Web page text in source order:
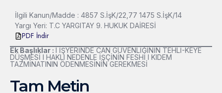
İlgili Kanun/Madde : 4857 S.İşK/22,77 1475 S.İşK/14
Yargı Yeri: T.C YARGITAY 9. HUKUK DAİRESİ
PDF İndir
Ek Başlıklar : l İŞYERİNDE CAN GÜVENLİĞİNİN TEHLİ-KEYE
DÜŞMESİ l HAKLI NEDENLE İŞÇİNİN FESHİ l KIDEM
TAZMİNATININ ÖDENMESİNİN GEREKMESİ
Tam Metin